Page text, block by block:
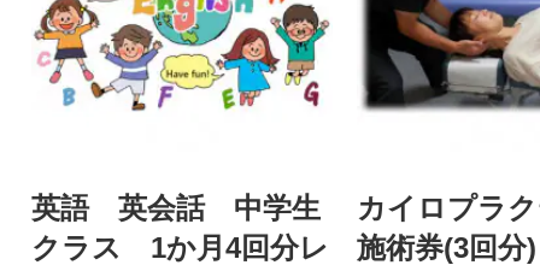
英語 英会話 中学生
クラス 1か月4回分レ
カイロプラ
施術券(3回分)